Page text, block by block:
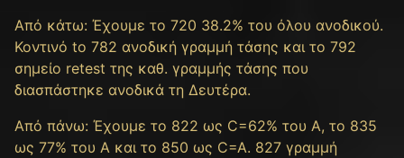
Από κάτω: Έχουμε τo 720 38.2% του όλου ανοδικού.
Κοντινό to 782 ανοδική γραμμή τάσης και το 792
σημείο retest της καθ. γραμμής τάσης που
διασπάστηκε ανοδικά τη Δευτέρα.
Από πάνω: Έχουμε το 822 ως C=62% του Α, το 835
ως 77% του Α και το 850 ως C=A. 827 γραμμή